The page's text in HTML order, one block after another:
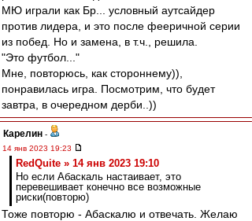
МЮ играли как Бр... условный аутсайдер
против лидера, и это после фееричной серии
из побед. Но и замена, в т.ч., решила.
"Это футбол..."
Мне, повторюсь, как стороннему)),
понравилась игра. Посмотрим, что будет
завтра, в очередном дерби..))
Карелин -
14 янв 2023 19:23
RedQuite » 14 янв 2023 19:10
Но если Абаскаль настаивает, это
перевешивает конечно все возможные
риски(повторю)
Тоже повторю - Абаскалю и отвечать. Желаю